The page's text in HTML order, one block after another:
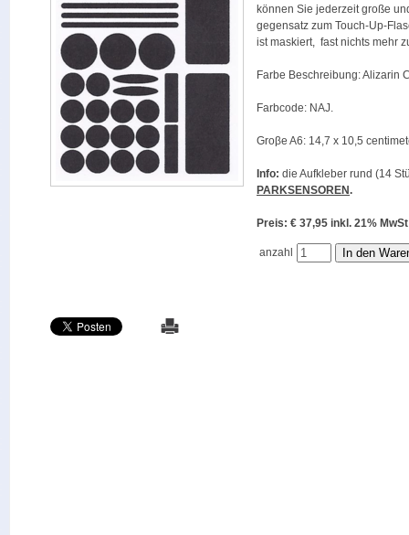
können Sie jederzeit große
gegensatz zum Touch-Up-
ist maskiert, fast nichts mehr
Farbe Beschreibung: Alizarin
Farbcode: NAJ.
Groβe A6: 14,7 x 10,5
Info: die Aufkleber rund (14
PARKSENSOREN.
Preis: € 37,95 inkl. 21%
anzahl